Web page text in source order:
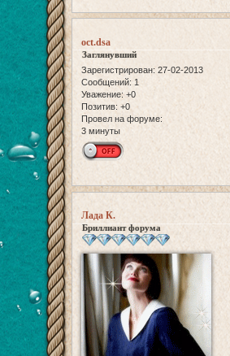
oct.dsa
Заглянувший
Зарегистрирован: 27-02-2013
Сообщений: 1
Уважение: +0
Позитив: +0
Провел на форуме:
3 минуты
Лада К.
Бриллиант форума